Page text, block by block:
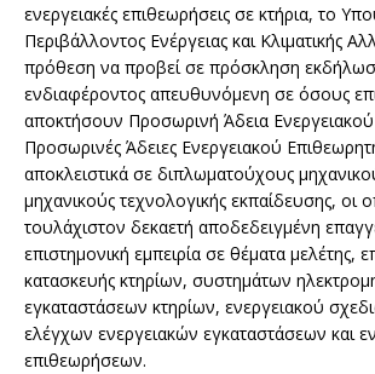
ενεργειακές επιθεωρήσεις σε κτήρια, το
Περιβάλλοντος Ενέργειας και Κλιματικής
πρόθεση να προβεί σε πρόσκληση
ενδιαφέροντος απευθυνόμενη σε όσους
αποκτήσουν Προσωρινή Άδεια
Προσωρινές Άδειες Ενεργειακού
αποκλειστικά σε διπλωματούχους
μηχανικούς τεχνολογικής εκπαίδευσης, οι
τουλάχιστον δεκαετή αποδεδειγμένη
επιστημονική εμπειρία σε θέματα μελέτης,
κατασκευής κτηρίων, συστημάτων
εγκαταστάσεων κτηρίων, ενεργειακού
ελέγχων ενεργειακών εγκαταστάσεων και
επιθεωρήσεων.